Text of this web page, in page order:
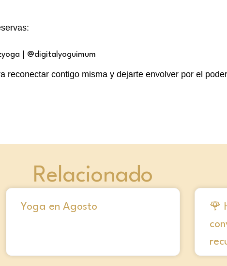
| @digitalyoguimum
reconectar contigo misma y dejarte envolver por el
Relacionado
Yoga en Agosto
🌹